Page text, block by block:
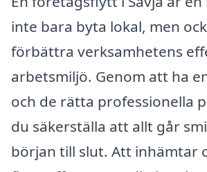
inte bara byta lokal, men
förbättra verksamhetens
arbetsmiljö. Genom att ha
och de rätta professionella
du säkerställa att allt går
början till slut. Att inhämtar